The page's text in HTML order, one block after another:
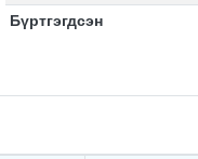
Бүртгэгдсэн